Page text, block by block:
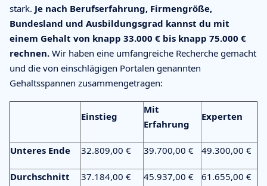
stark. Je nach Berufserfahrung, Firmengröße,
Bundesland und Ausbildungsgrad kannst du mit
einem Gehalt von knapp 33.000 € bis knapp 75.000 €
rechnen. Wir haben eine umfangreiche Recherche gemacht
und die von einschlägigen Portalen genannten
Gehaltsspannen zusammengetragen:
Einstieg
Mit
Erfahrung
Experten
Unteres Ende 32.809,00 € 39.700,00 € 49.300,00 €
Durchschnitt 37.184,00 € 45.937,00 € 61.655,00 €